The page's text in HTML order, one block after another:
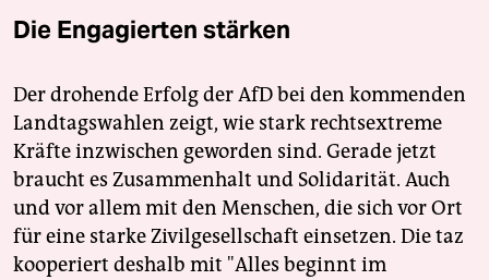
Die Engagierten stärken
Der drohende Erfolg der AfD bei den kommenden
Landtagswahlen zeigt, wie stark rechtsextreme
Kräfte inzwischen geworden sind. Gerade jetzt
braucht es Zusammenhalt und Solidarität. Auch
und vor allem mit den Menschen, die sich vor Ort
für eine starke Zivilgesellschaft einsetzen. Die taz
kooperiert deshalb mit "Alles beginnt im